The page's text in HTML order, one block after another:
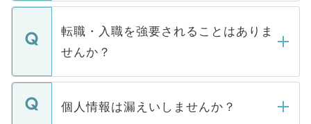
ます。通常、5営業日以内にはご連絡をせて
いただきますので、しばらくお待ちくださ
マイナビDOCTORで取り扱っている求人の
うち約3割は、Webサイトからご覧いただ
けない「非公開求人」です。非公開求人は
下記の理由によって、一般には公開してい
ません。
■応募殺到を避けるため 人気のある医療機
転職・入職を強要されることはありま
せんか？
転職・入職を強要することは一切ありませ
ん。また、仮に応募先から内定をいただい
個人情報は漏えいしませんか？